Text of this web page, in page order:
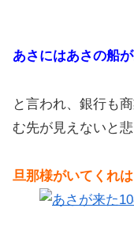
あさにはあさの船
と言われ、銀行も
む先が見えないと
旦那様がいてくれ